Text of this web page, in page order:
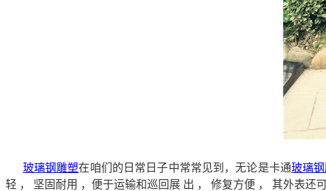
玻璃钢雕塑在咱们的日常日子中常常见到，无论是卡通玻璃
轻 ， 坚固耐用 ，便于运输和巡回展 出 ， 修复方便 ， 其外表还